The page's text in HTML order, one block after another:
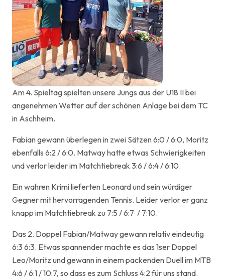
Am 4. Spieltag spielten unsere Jungs aus der U18 II bei
angenehmen Wetter auf der schönen Anlage bei dem TC
in Aschheim.
Fabian gewann überlegen in zwei Sätzen 6:0 / 6:0, Moritz
ebenfalls 6:2 / 6:0. Matway hatte etwas Schwierigkeiten
und verlor leider im Matchtiebreak 3:6 / 6:4 / 6:10.
Ein wahren Krimi lieferten Leonard und sein würdiger
Gegner mit hervorragenden Tennis. Leider verlor er ganz
knapp im Matchtiebreak zu 7:5 / 6:7 / 7:10.
Das 2. Doppel Fabian/Matway gewann relativ eindeutig
6:3 6:3. Etwas spannender machte es das 1ser Doppel
Leo/Moritz und gewann in einem packenden Duell im MTB
4:6 / 6:1 / 10:7, so dass es zum Schluss 4:2 für uns stand.